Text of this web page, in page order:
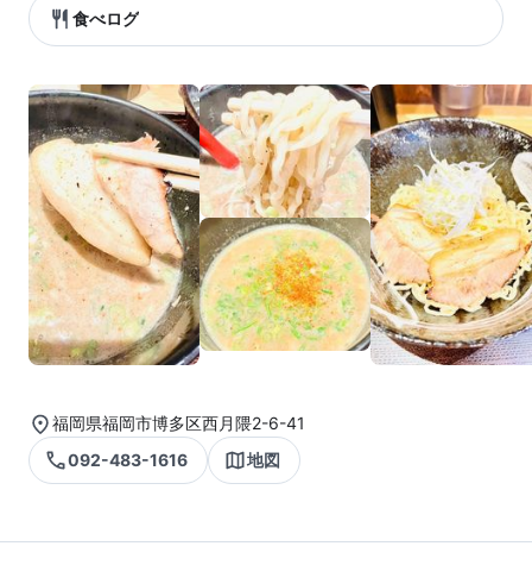
食べログ
福岡県福岡市博多区西月隈2-6-41
092-483-1616
地図